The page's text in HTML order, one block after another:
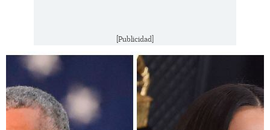
[Publicidad]